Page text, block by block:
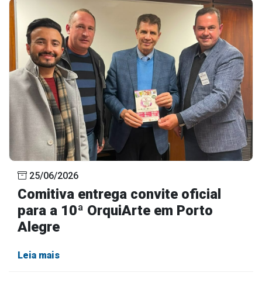
25/06/2026
Comitiva entrega convite oficial
para a 10ª OrquiArte em Porto
Alegre
Leia mais